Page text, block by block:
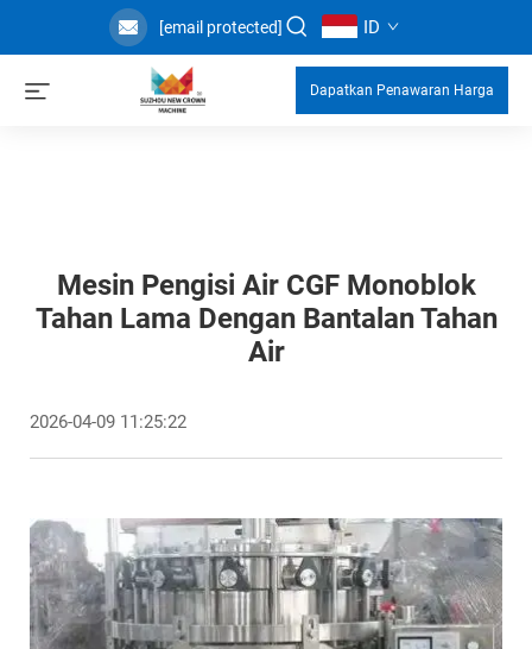
[email protected] ID
Dapatkan Penawaran Harga
Mesin Pengisi Air CGF Monoblok
Tahan Lama Dengan Bantalan Tahan
Air
2026-04-09 11:25:22